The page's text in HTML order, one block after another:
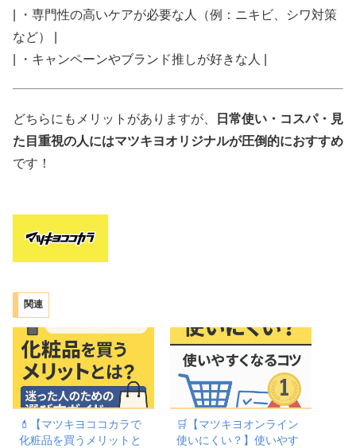
| ・専門性の高いケアが必要な人（例：ニキビ、シワ対策
など） |
| ・キャンペーンやブランド推しが好きな人 |
どちらにもメリットがありますが、
日常使い・コスパ・見
た目重視の人にはマツキヨオリジナルが圧倒的におすすめ
です！
関連
💄【マツキヨココカラで
化粧品を買うメリットと
🛒【マツキヨオンライン
使いにくい？】使いやす